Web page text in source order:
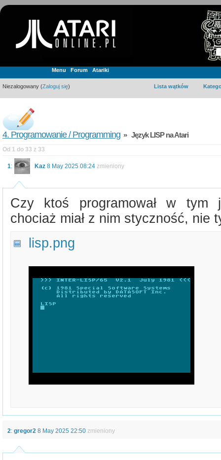
Menu Forum Atariki
Niezalogowany (Zaloguj się) Lista wątków
4. Programowanie / Programming » Język LISP na Atari
Od 1 do 33 z 33
1: Kaz 8 May 2025 08:24 zmieniony
Czy ktoś programował w tym
chociaż miał z nim styczność, nie
lisp.png
2: gregor2 8 May 2025 22:50 zmieniony